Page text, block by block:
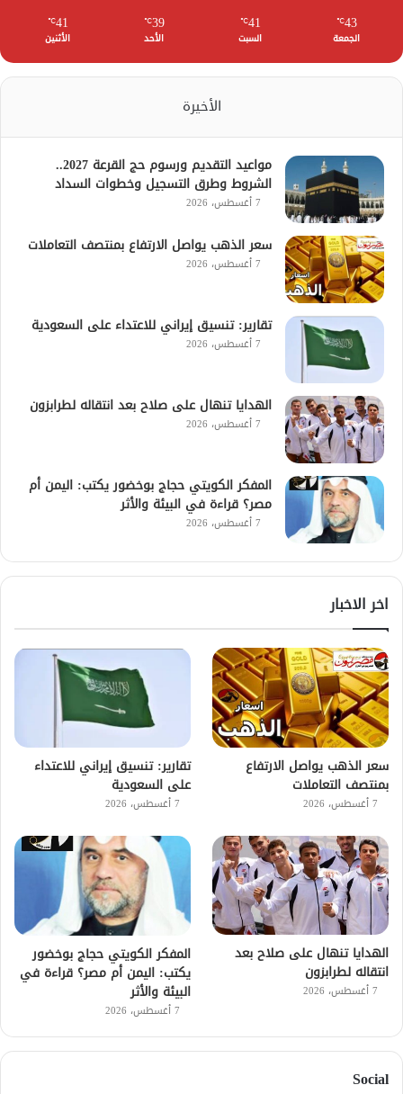
43
℃
الجمعة
41
℃
السبت
39
℃
الأحد
41
℃
الأثنين
الأخيرة
مواعيد التقديم ورسوم حج القرعة 2027..
الشروط وطرق التسجيل وخطوات السداد
7 أغسطس، 2026
سعر الذهب يواصل الارتفاع بمنتصف التعاملات
7 أغسطس، 2026
تقارير: تنسيق إيراني للاعتداء على السعودية
7 أغسطس، 2026
الهدايا تنهال على صلاح بعد انتقاله لطرابزون
7 أغسطس، 2026
المفكر الكويتي حجاج بوخضور يكتب: اليمن أم
مصر؟ قراءة في البيئة والأثر
7 أغسطس، 2026
اخر الاخبار
سعر الذهب يواصل الارتفاع
بمنتصف التعاملات
7 أغسطس، 2026
تقارير: تنسيق إيراني للاعتداء
على السعودية
7 أغسطس، 2026
الهدايا تنهال على صلاح بعد
انتقاله لطرابزون
7 أغسطس، 2026
المفكر الكويتي حجاج بوخضور
يكتب: اليمن أم مصر؟ قراءة في
البيئة والأثر
7 أغسطس، 2026
Social